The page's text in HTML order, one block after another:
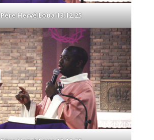
Père Hervé Loua 13.12.25